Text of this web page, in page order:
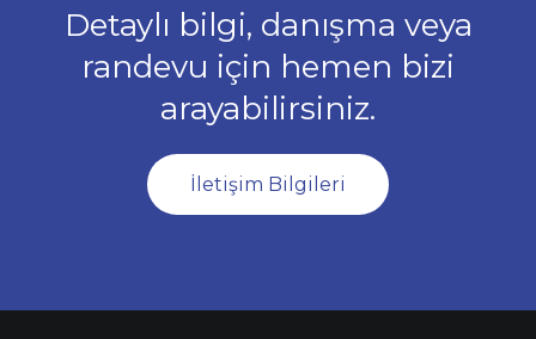
Detaylı bilgi, danışma veya
randevu için hemen bizi
arayabilirsiniz.
İletişim Bilgileri